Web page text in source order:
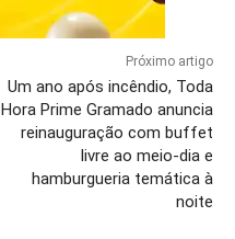
Próximo artigo
Um ano após incêndio, Toda
Hora Prime Gramado anuncia
reinauguração com buffet
livre ao meio-dia e
hamburgueria temática à
noite